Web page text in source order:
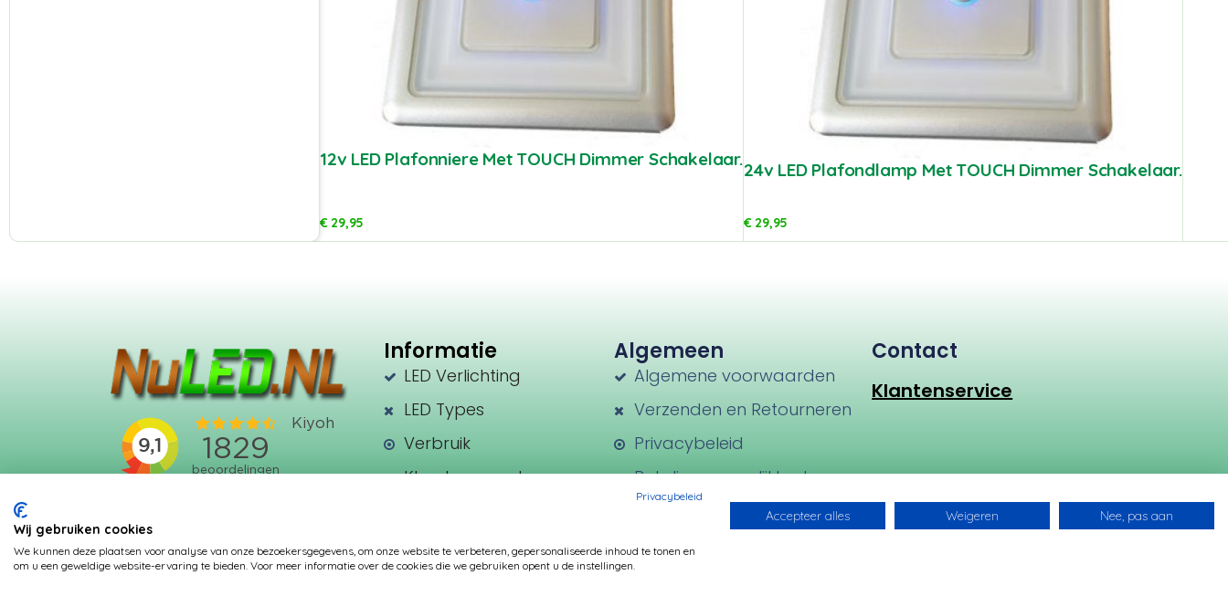
12v LED Plafonniere Met TOUCH Dimmer Schakelaar.
€29,95
24v LED Plafondlamp Met TOUCH Dimmer Schakelaar.
€29,95
Informatie
LED Verlichting
LED Types
Verbruik
Kleurtemperatuur
Fittingen
Algemeen
Algemene voorwaarden
Verzenden en Retourneren
Privacybeleid
Betalingsmogelijkheden
Contact
Klantenservice
Privacybeleid
Wij gebruiken cookies
We kunnen deze plaatsen voor analyse van onze bezoekersgegevens, om onze website te verbeteren, gepersonaliseerde inhoud te tonen en
om u een geweldige website-ervaring te bieden. Voor meer informatie over de cookies die we gebruiken opent u de instellingen.
Accepteer alles Weigeren Nee, pas aan